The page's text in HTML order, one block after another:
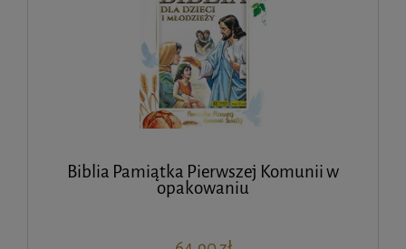
Biblia Pamiątka Pierwszej Komunii w
opakowaniu